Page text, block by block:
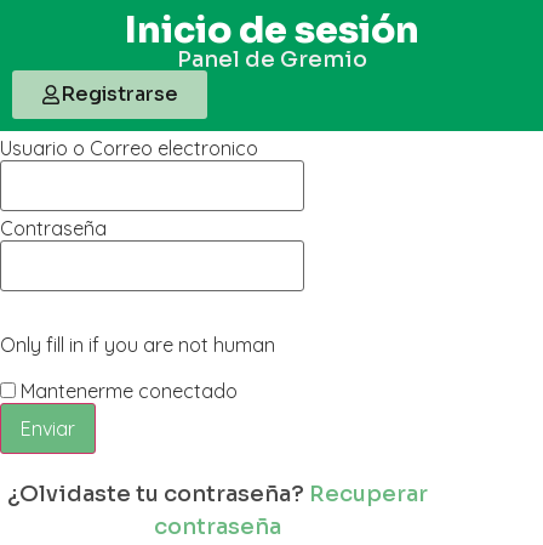
Inicio de sesión
Panel de Gremio
Registrarse
Usuario o Correo electronico
Contraseña
Only fill in if you are not human
Mantenerme conectado
¿Olvidaste tu contraseña? Recuperar
contraseña